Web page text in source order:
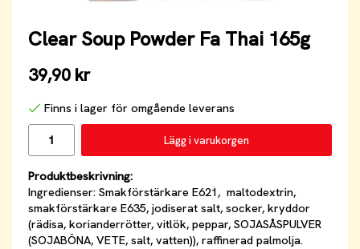
Clear Soup Powder Fa Thai 165g
39,90 kr
Finns i lager för omgående leverans
Lägg i varukorgen
Produktbeskrivning:
Ingredienser: Smakförstärkare E621, maltodextrin,
smakförstärkare E635, jodiserat salt, socker, kryddor
(rädisa, korianderrötter, vitlök, peppar, SOJASÅSPULVER
(SOJABÖNA, VETE, salt, vatten)), raffinerad palmolja.